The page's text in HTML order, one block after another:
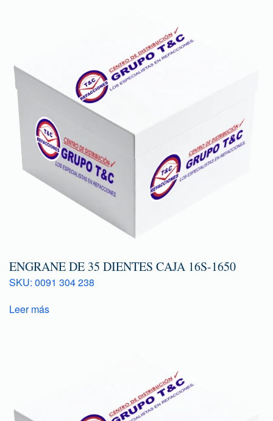
ENGRANE DE 35 DIENTES CAJA 16S-1650
SKU: 0091 304 238
Leer más